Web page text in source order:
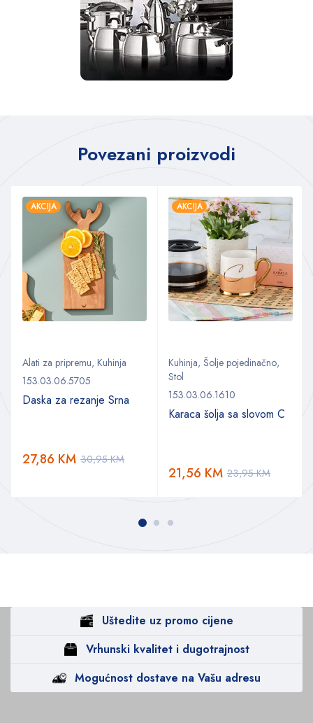
Povezani proizvodi
AKCIJA
Alati za pripremu, Kuhinja
153.03.06.5705
Daska za rezanje Srna
30,95KM
27,86 KM
AKCIJA
Kuhinja, Šolje pojedinačno,
Stol
153.03.06.1610
Karaca šolja sa slovom C
23,95KM
21,56 KM
Uštedite uz promo cijene
Vrhunski kvalitet i dugotrajnost
Mogućnost dostave na Vašu adresu